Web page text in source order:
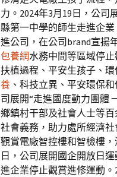
力。2024年3月19日，公司
縣第一中學的師生走進企
進公司，在公司brand宣揚
包養網水務中間等區域停
扶植過程、平安生孩子、
養 、科技立異、平安環保
司展開“走進國度動力團體
鄉鎮村干部及社會人士等
社會義務，助力處所經濟
觀賞電廠智控樓和智檢樓
日，公司展開國企開放日
進企業停止觀賞進修運動